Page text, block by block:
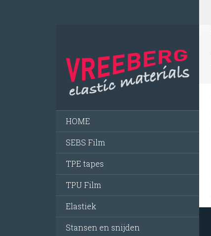
HOME
SEBS Film
TPE tapes
TPU Film
Elastiek
Stansen en snijden